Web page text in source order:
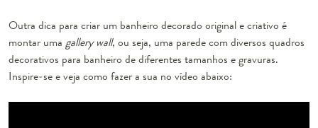
Outra dica para criar um banheiro decorado original e criativo é
montar uma gallery wall, ou seja, uma parede com diversos quadros
decorativos para banheiro de diferentes tamanhos e gravuras.
Inspire-se e veja como fazer a sua no vídeo abaixo: